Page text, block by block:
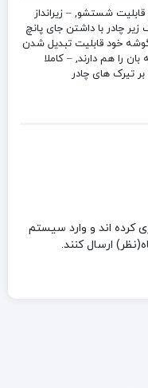
قابلیت شستشو, – زیرانداز‌
زیر چادر با داشتن جای پانچ
خود قابلیت تبدیل شدن
بان را هم دارند, – کاملا
تیرک های چادر
کرده اند و وارد سیستم
ارسال کنند.